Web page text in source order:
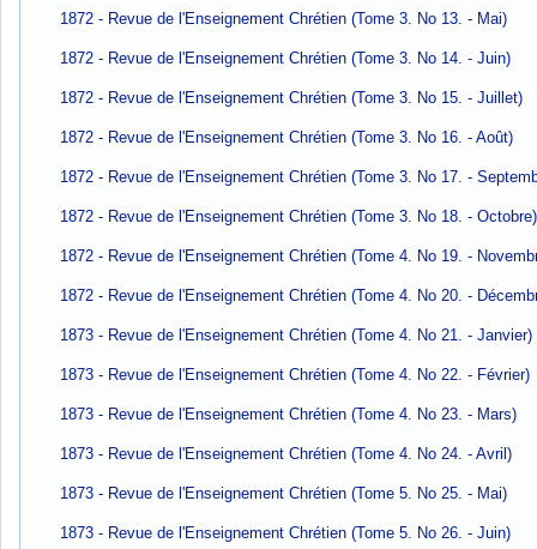
1872 - Revue de l'Enseignement Chrétien (Tome 3. No 13. - Mai)
1872 - Revue de l'Enseignement Chrétien (Tome 3. No 14. - Juin)
1872 - Revue de l'Enseignement Chrétien (Tome 3. No 15. - Juillet)
1872 - Revue de l'Enseignement Chrétien (Tome 3. No 16. - Août)
1872 - Revue de l'Enseignement Chrétien (Tome 3. No 17. -
1872 - Revue de l'Enseignement Chrétien (Tome 3. No 18. - Octobre)
1872 - Revue de l'Enseignement Chrétien (Tome 4. No 19. -
1872 - Revue de l'Enseignement Chrétien (Tome 4. No 20. -
1873 - Revue de l'Enseignement Chrétien (Tome 4. No 21. - Janvier)
1873 - Revue de l'Enseignement Chrétien (Tome 4. No 22. - Février)
1873 - Revue de l'Enseignement Chrétien (Tome 4. No 23. - Mars)
1873 - Revue de l'Enseignement Chrétien (Tome 4. No 24. - Avril)
1873 - Revue de l'Enseignement Chrétien (Tome 5. No 25. - Mai)
1873 - Revue de l'Enseignement Chrétien (Tome 5. No 26. - Juin)